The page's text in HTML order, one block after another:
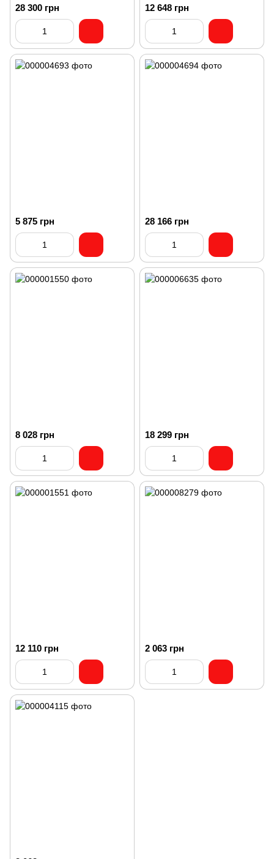
28 300 грн 12 648 грн
5 875 грн 28 166 грн
8 028 грн 18 299 грн
12 110 грн 2 063 грн